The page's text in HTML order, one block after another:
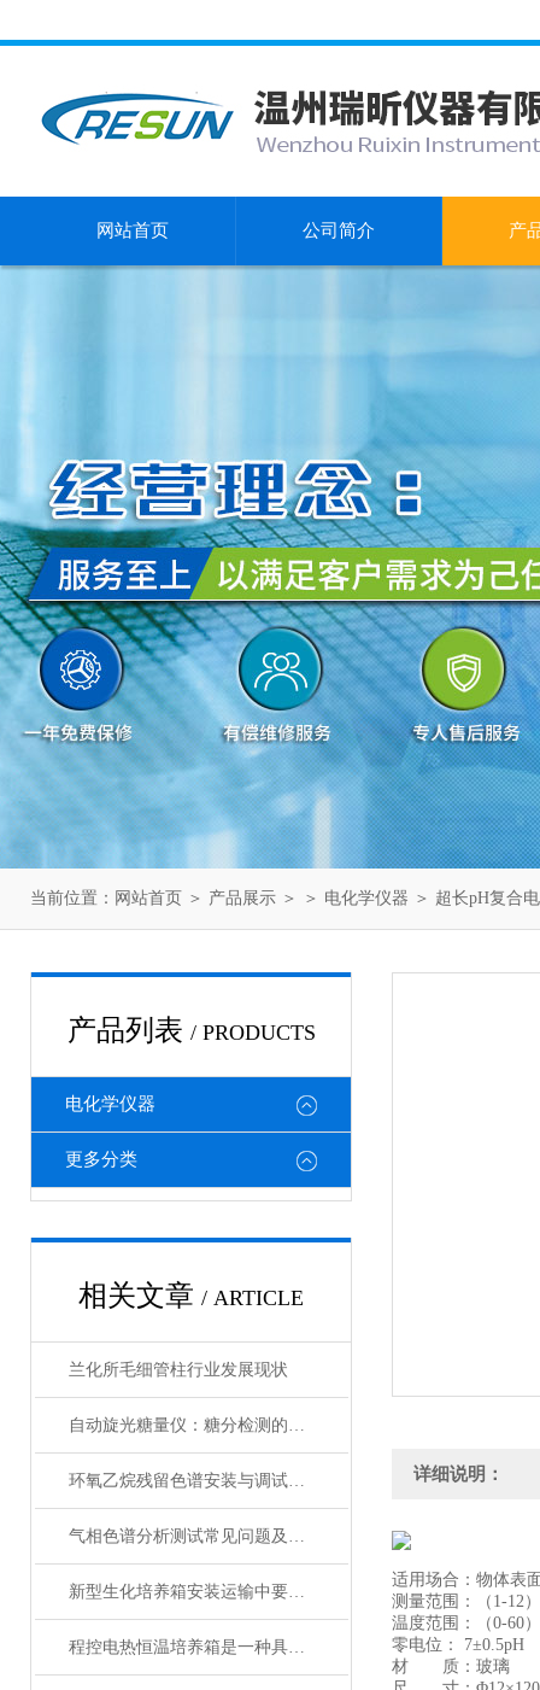
网站首页 公司简介 产
当前位置： 网站首页 ＞ 产品展示 ＞ ＞ 电化学仪器 ＞ 超长pH复合
产品列表 / PRODUCTS
电化学仪器
更多分类
相关文章 / ARTICLE
兰化所毛细管柱行业发展现状
自动旋光糖量仪：糖分检测的精密“光学标尺”
环氧乙烷残留色谱安装与调试看这里！
气相色谱分析测试常见问题及解决方法
新型生化培养箱安装运输中要注意什么呢？
程控电热恒温培养箱是一种具有温度控制系统的培养设备
详细说明：
适用场合：物体表
测量范围：（1-12
温度范围：（0-60
零电位： 7±0.5pH
材 质：玻璃